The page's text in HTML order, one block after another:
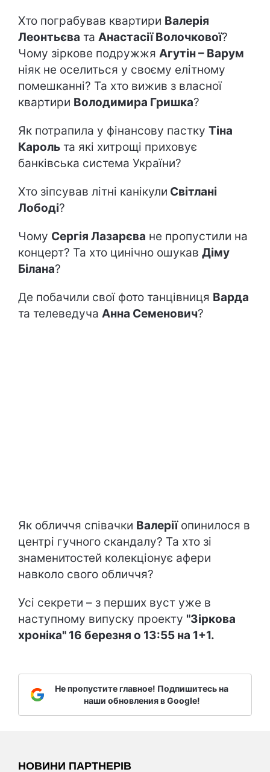
Хто пограбував квартири Валерія
Леонтьєва та Анастасії Волочкової?
Чому зіркове подружжя Агутін – Варум
ніяк не оселиться у своєму елітному
помешканні? Та хто вижив з власної
квартири Володимира Гришка?
Як потрапила у фінансову пастку Тіна
Кароль та які хитрощі приховує
банківська система України?
Хто зіпсував літні канікули Світлані
Лободі?
Чому Сергія Лазарєва не пропустили на
концерт? Та хто цинічно ошукав Діму
Білана?
Де побачили свої фото танцівниця Варда
та телеведуча Анна Семенович?
Як обличчя співачки Валеріїопинилося в
центрі гучного скандалу? Та хто зі
знаменитостей колекціонує афери
навколо свого обличчя?
Усі секрети – з перших вуст уже в
наступному випуску проекту "Зіркова
хроніка" 16 березня о 13:55 на 1+1.
Не пропустите главное! Подпишитесь на
наши обновления в Google!